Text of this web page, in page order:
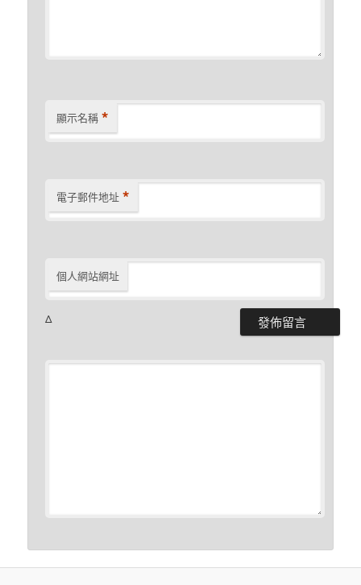
顯示名稱 *
電子郵件地址 *
個人網站網址
Δ